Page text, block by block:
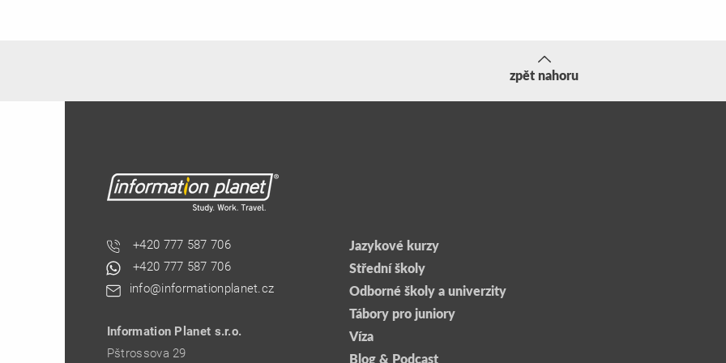
E15: S Radkem o osudovém
pobytu v Perthu, sportu a
zpět nahoru
+420 777 587 706
+420 777 587 706
info@informationplanet.cz
Information Planet s.r.o.
Pštrossova 29
Jazykové kurzy
Střední školy
Odborné školy a univerzity
Tábory pro juniory
Víza
Blog & Podcast